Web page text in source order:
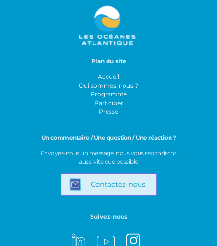
Plan du site
Accueil
Qui sommes-nous ?
Programme
Participer
Presse
Un commentaire / Une question / Une réaction ?
Envoyez-nous un message, nous vous répondront
aussi vite que possible
Suivez-nous